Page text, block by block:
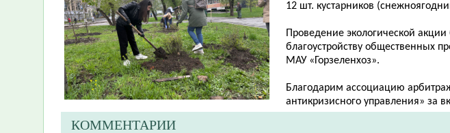
12 шт. кустарников
Проведение экологической
благоустройству общественных
МАУ «Горзеленхоз».
Благодарим ассоциацию
антикризисного управления» за
КОММЕНТАРИИ